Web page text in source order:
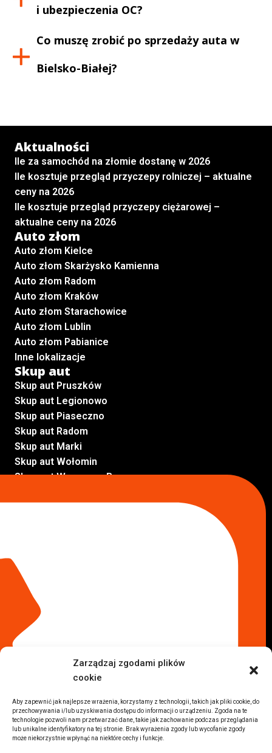
Zarządzaj zgodami plików
cookie
Aby zapewnić jak najlepsze wrażenia, korzystamy z technologii, takich jak pliki cookie, do
przechowywania i/lub uzyskiwania dostępu do informacji o urządzeniu. Zgoda na te
technologie pozwoli nam przetwarzać dane, takie jak zachowanie podczas przeglądania
lub unikalne identyfikatory na tej stronie. Brak wyrażenia zgody lub wycofanie zgody
może niekorzystnie wpłynąć na niektóre cechy i funkcje.
i ubezpieczenia OC?
Co muszę zrobić po sprzedaży auta w
Bielsko-Białej?
Aktualności
Ile za samochód na złomie dostanę w 2026
Ile kosztuje przegląd przyczepy rolniczej – aktualne
ceny na 2026
Ile kosztuje przegląd przyczepy ciężarowej –
aktualne ceny na 2026
Auto złom
Auto złom Kielce
Auto złom Skarżysko Kamienna
Auto złom Radom
Auto złom Kraków
Auto złom Starachowice
Auto złom Lublin
Auto złom Pabianice
Inne lokalizacje
Skup aut
Skup aut Pruszków
Skup aut Legionowo
Skup aut Piaseczno
Skup aut Radom
Skup aut Marki
Skup aut Wołomin
Skup aut Warszawa Bemowo
Komis samochodowy Kraków
Komis samochodowy Radom
Komis samochodowy Płock
Komis samochodowy Opole
Komis samochodowy Lublin
Komis samochodowy Sochaczew
Inne Lokalizacje
Auta z USA Rzeszów
Auta z USA Białystok
Auta z USA Kraków
Marki samochodów